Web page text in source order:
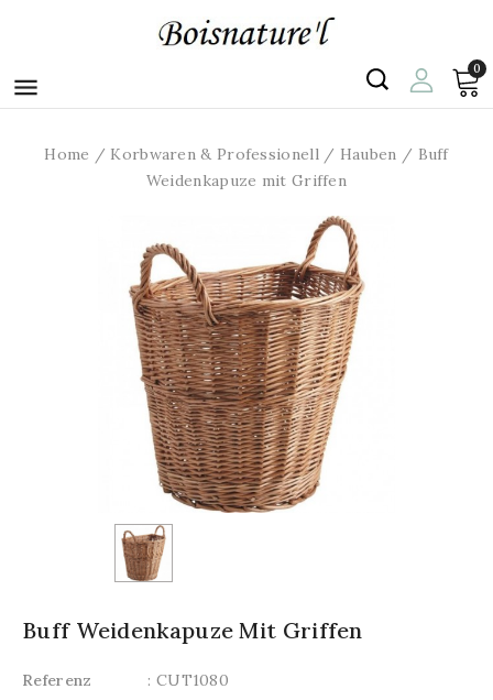

0
Home Korbwaren & Professionell Hauben
Buff
Weidenkapuze mit Griffen
Buff Weidenkapuze Mit Griffen
Referenz : CUT1080